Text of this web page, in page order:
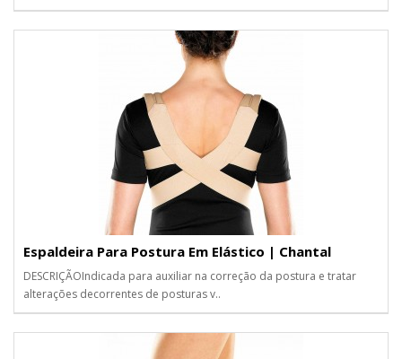
Espaldeira Para Postura Em Elástico | Chantal
DESCRIÇÃOIndicada para auxiliar na correção da postura e tratar
alterações decorrentes de posturas v..